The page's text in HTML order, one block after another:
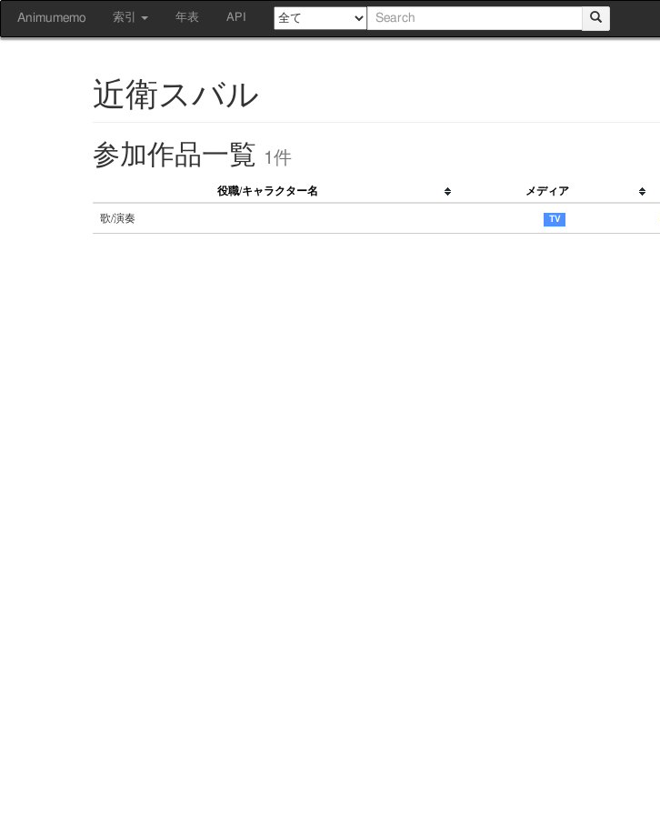
Animumemo 索引 年表 API
近衛スバル
参加作品一覧 1件
役職/キャラクター名 メディア
歌/演奏